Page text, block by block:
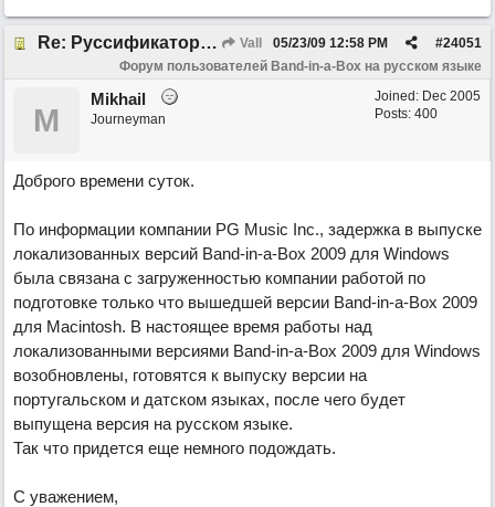
Re: Руссификатор версии 2009 Vall #24051
05/23/09 12:58 PM
Форум пользователей Band-in-a-Box на русском языке
Joined: Dec 2005
Posts: 400
M
Mikhail
Journeyman
Доброго времени суток.
По информации компании PG Music Inc., задержка в выпуске
локализованных версий Band-in-a-Box 2009 для Windows
была связана с загруженностью компании работой по
подготовке только что вышедшей версии Band-in-a-Box 2009
для Macintosh. В настоящее время работы над
локализованными версиями Band-in-a-Box 2009 для Windows
возобновлены, готовятся к выпуску версии на
португальском и датском языках, после чего будет
выпущена версия на русском языке.
Так что придется еще немного подождать.
С уважением,